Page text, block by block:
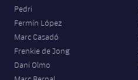
Pedri
Fermín López
Marc Casadó
Frenkie de Jong
Dani Olmo